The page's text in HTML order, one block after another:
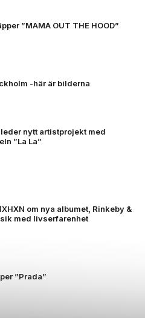
”MAMA OUT THE HOOD”
-här är bilderna
nytt artistprojekt med
”La La”
om nya albumet, Rinkeby &
med livserfarenhet
”Prada”